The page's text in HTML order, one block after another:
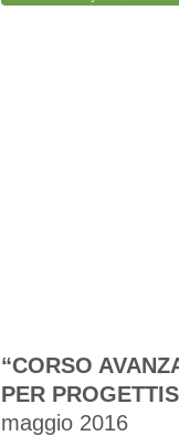
“CORSO
PER
maggio 2016